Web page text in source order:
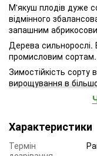
М'якуш плодів дуже
відмінного
запашним
Дерева сильнорослі.
промисловим сортам.
Зимостійкість
вирощування в
Характеристики
Термін